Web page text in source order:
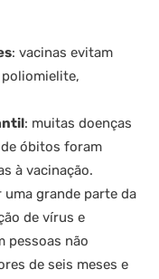
: vacinas evitam
: muitas doenças
óbitos foram
à vacinação.
uma grande parte da
de vírus e
pessoas não
de seis meses e